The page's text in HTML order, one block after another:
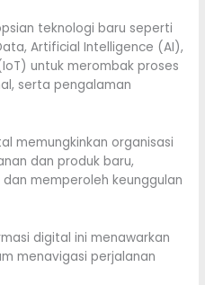
teknologi baru seperti
Artificial Intelligence (AI),
untuk merombak proses
serta pengalaman
memungkinkan organisasi
dan produk baru,
memperoleh keunggulan
digital ini menawarkan
menavigasi perjalanan